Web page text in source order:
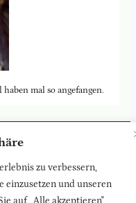
zu verbessern,
einzusetzen und unseren
auf „Alle akzeptieren"
mal so angefangen.
Seite
LinkedIn